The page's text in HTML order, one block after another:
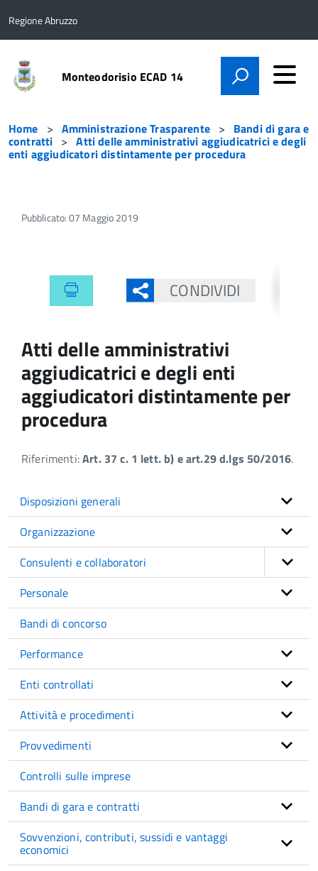
Regione Abruzzo
Monteodorisio ECAD 14
Home Amministrazione Trasparente Bandi di gara e
contratti Atti delle amministrativi aggiudicatrici e degli
enti aggiudicatori distintamente per procedura
Pubblicato: 07 Maggio 2019
CONDIVIDI
Atti delle amministrativi
aggiudicatrici e degli enti
aggiudicatori distintamente per
procedura
Riferimenti:Art. 37 c. 1 lett. b) e art.29 d.lgs 50/2016.
Disposizioni generali
Organizzazione
Consulenti e collaboratori
Personale
Bandi di concorso
Performance
Enti controllati
Attività e procedimenti
Provvedimenti
Controlli sulle imprese
Bandi di gara e contratti
Sovvenzioni, contributi, sussidi e vantaggi
economici